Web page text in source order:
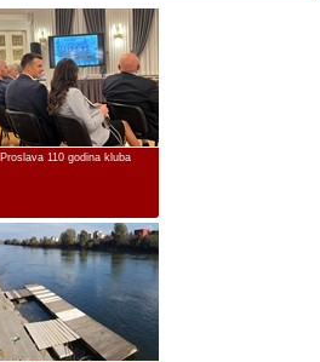
Proslava 110 godina kluba